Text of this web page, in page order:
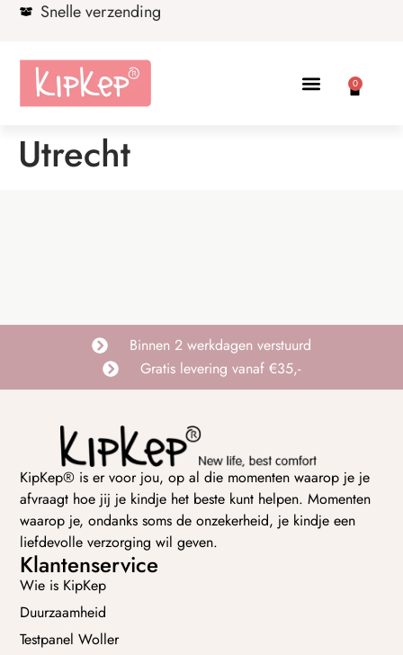
Snelle verzending
0
Utrecht
Binnen 2 werkdagen verstuurd
Gratis levering vanaf €35,-
KipKep® is er voor jou, op al die momenten waarop je je
afvraagt hoe jij je kindje het beste kunt helpen. Momenten
waarop je, ondanks soms de onzekerheid, je kindje een
liefdevolle verzorging wil geven.
Klantenservice
Wie is KipKep
Duurzaamheid
Testpanel Woller